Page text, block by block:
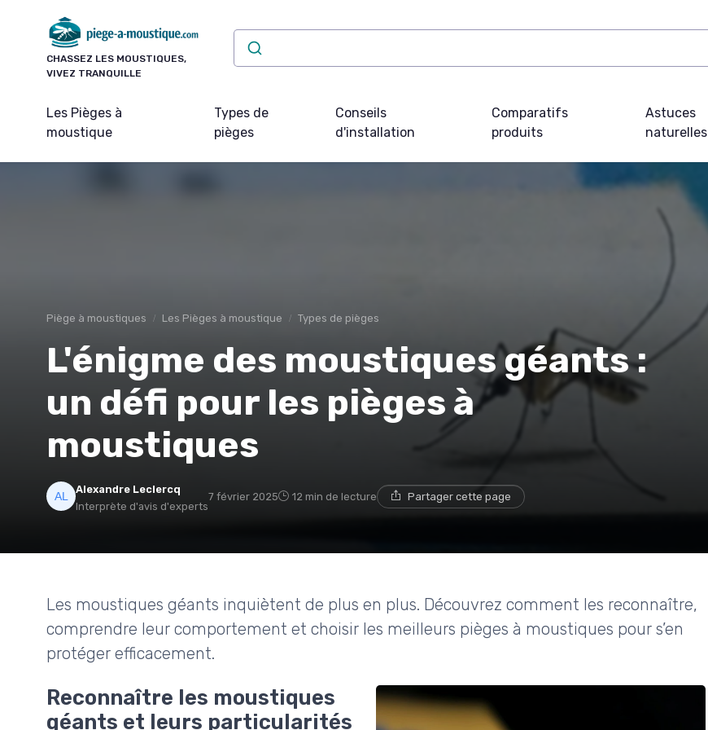
CHASSEZ LES MOUSTIQUES,
VIVEZ TRANQUILLE
Les Pièges à
moustique
Types de
pièges
Conseils
d'installation
Comparatifs
produits
Astuces
naturelles
Piège à moustiques Les Pièges à moustique Types de pièges
L'énigme des moustiques géants :
un défi pour les pièges à
moustiques
Alexandre Leclercq
Interprète d'avis d'experts
7 février 2025 12 min de lecture Partager cette page
Les moustiques géants inquiètent de plus en plus. Découvrez comment les reconnaître,
comprendre leur comportement et choisir les meilleurs pièges à moustiques pour s’en
protéger efficacement.
Reconnaître les moustiques
géants et leurs particularités